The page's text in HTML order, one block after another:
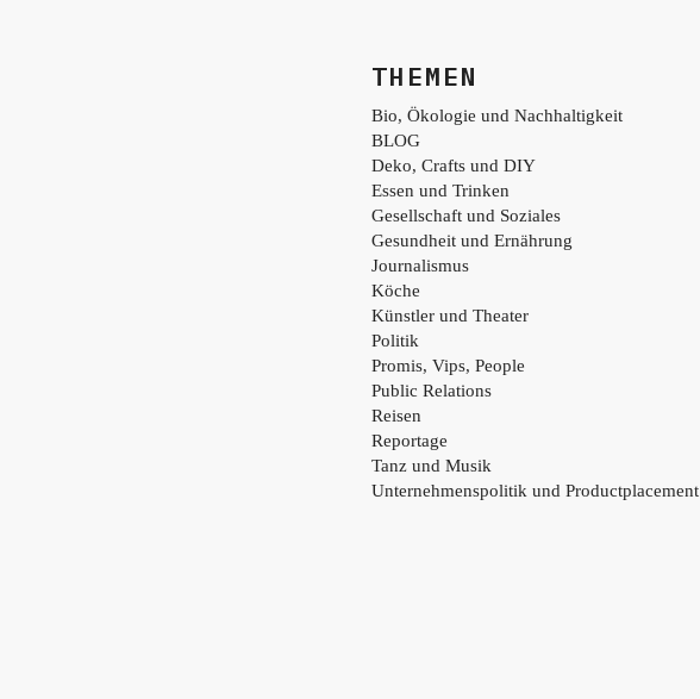
THEMEN
Bio, Ökologie und Nachhaltigkeit
BLOG
Deko, Crafts und DIY
Essen und Trinken
Gesellschaft und Soziales
Gesundheit und Ernährung
Journalismus
Köche
Künstler und Theater
Politik
Promis, Vips, People
Public Relations
Reisen
Reportage
Tanz und Musik
Unternehmenspolitik und Productplacement